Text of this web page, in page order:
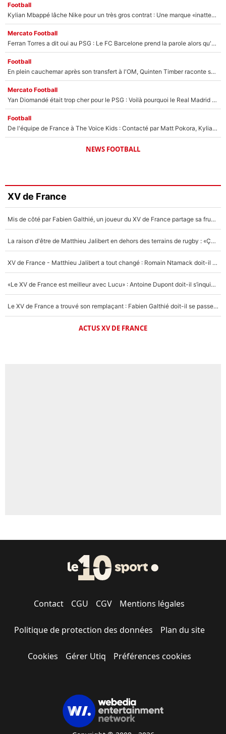
Football
Kylian Mbappé lâche Nike pour un très gros contrat : Une marque «inattendue» va frapper très fort
Mercato Football
Ferran Torres a dit oui au PSG : Le FC Barcelone prend la parole alors qu'un transfert de l'attaquant espagnol prend forme
Football
En plein cauchemar après son transfert à l'OM, Quinten Timber raconte ses doutes après sa signature à Marseille
Mercato Football
Yan Diomandé était trop cher pour le PSG : Voilà pourquoi le Real Madrid a accepté de payer la somme record de 140M€ pour boucler son transfert !
Football
De l'équipe de France à The Voice Kids : Contacté par Matt Pokora, Kylian Mbappé a accepté de jouer un rôle inédit sur TF1 !
NEWS FOOTBALL
XV de France
Mis de côté par Fabien Galthié, un joueur du XV de France partage sa frustration : «ils ne me l’ont pas dit tout de suite»
La raison d'être de Matthieu Jalibert en dehors des terrains de rugby : «Ça m'atteint autant que si tu touches à un membre de ma famille»
XV de France - Matthieu Jalibert a tout changé : Romain Ntamack doit-il s’inquiéter pour sa place à un an de la Coupe du monde ?
«Le XV de France est meilleur avec Lucu» : Antoine Dupont doit-il s’inquiéter pour sa place ?
Le XV de France a trouvé son remplaçant : Fabien Galthié doit-il se passer d'Antoine Dupont ?
ACTUS XV DE FRANCE
Contact CGU CGV Mentions légales
Politique de protection des données Plan du site
Cookies Gérer Utiq Préférences cookies